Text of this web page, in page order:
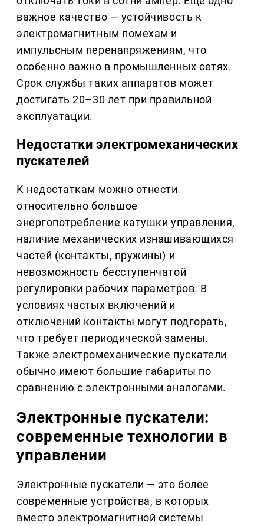
важное качество — устойчивость к
электромагнитным помехам и
импульсным перенапряжениям, что
особенно важно в промышленных сетях.
Срок службы таких аппаратов может
достигать 20–30 лет при правильной
эксплуатации.
Недостатки электромеханических
пускателей
К недостаткам можно отнести
относительно большое
энергопотребление катушки управления,
наличие механических изнашивающихся
частей (контакты, пружины) и
невозможность бесступенчатой
регулировки рабочих параметров. В
условиях частых включений и
отключений контакты могут подгорать,
что требует периодической замены.
Также электромеханические пускатели
обычно имеют большие габариты по
сравнению с электронными аналогами.
Электронные пускатели:
современные технологии в
управлении
Электронные пускатели — это более
современные устройства, в которых
вместо электромагнитной системы